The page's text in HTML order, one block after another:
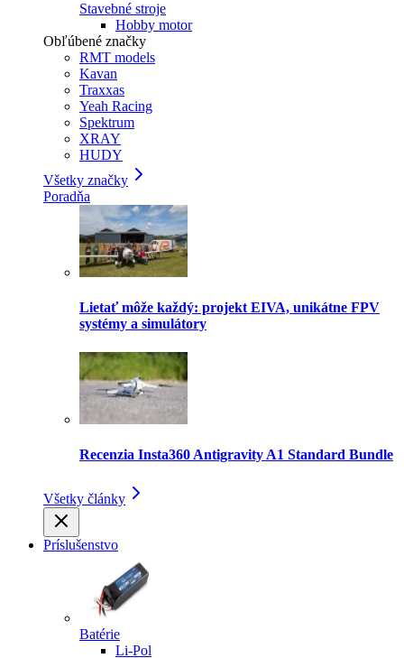
Stavebné stroje
Hobby motor
Obľúbené značky
RMT models
Kavan
Traxxas
Yeah Racing
Spektrum
XRAY
HUDY
Všetky značky
Poradňa
Lietať môže každý: projekt EIVA, unikátne FPV
systémy a simulátory
Recenzia Insta360 Antigravity A1 Standard Bundle
Všetky články
Príslušenstvo
Batérie
Li-Pol